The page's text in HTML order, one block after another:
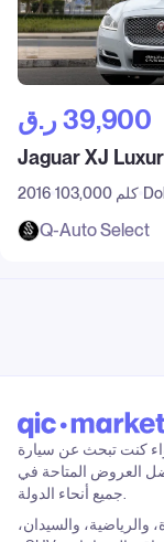
ر.ق‎ 39,900
Jaguar XJ
2016 103,000 كلم
Q-Auto Select
كنت تبحث عن سيارة
العروض المتاحة في
والسيدان،